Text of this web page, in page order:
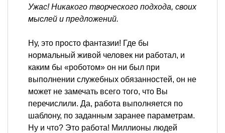
Ужас! Никакого творческого подхода, своих
мыслей и предложений.
Ну, это просто фантазии! Где бы
нормальный живой человек ни работал, и
каким бы «роботом» он ни был при
выполнении служебных обязанностей, он не
может не замечать всего того, что Вы
перечислили. Да, работа выполняется по
шаблону, по заданным заранее параметрам.
Ну и что? Это работа! Миллионы людей